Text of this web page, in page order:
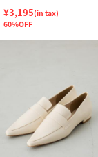
¥3,195(in tax)
60%OFF